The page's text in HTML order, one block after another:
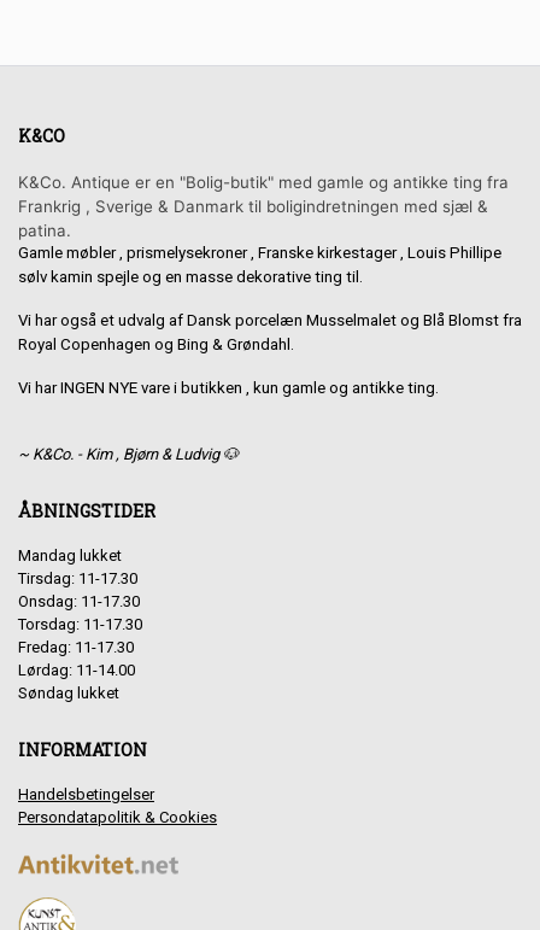
K&CO
K&Co. Antique er en "Bolig-butik" med gamle og antikke ting fra
Frankrig , Sverige & Danmark til boligindretningen med sjæl &
patina.
Gamle møbler , prismelysekroner , Franske kirkestager , Louis Phillipe
sølv kamin spejle og en masse dekorative ting til.
Vi har også et udvalg af Dansk porcelæn Musselmalet og Blå Blomst fra
Royal Copenhagen og Bing & Grøndahl.
Vi har INGEN NYE vare i butikken , kun gamle og antikke ting.
~ K&Co. - Kim , Bjørn & Ludvig 🐶
ÅBNINGSTIDER
Mandag lukket
Tirsdag: 11-17.30
Onsdag: 11-17.30
Torsdag: 11-17.30
Fredag: 11-17.30
Lørdag: 11-14.00
Søndag lukket
INFORMATION
Handelsbetingelser
Persondatapolitik & Cookies